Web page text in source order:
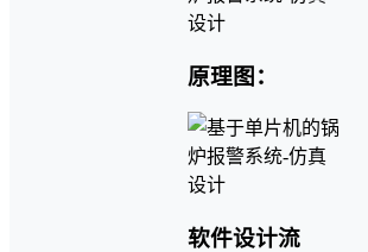
原理图：
软件设计流